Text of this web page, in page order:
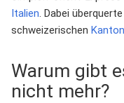
Italien. Dabei
schweizerischen Kanton
Warum gibt
nicht mehr?